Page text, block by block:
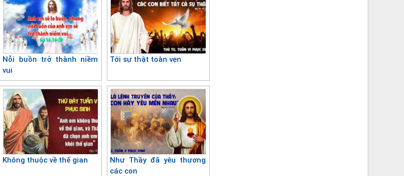
Nỗi buồn trở thành niềm
vui
Tới sự thật toàn vẹn
Không thuộc về thế gian
Như Thầy đã yêu thương
các con